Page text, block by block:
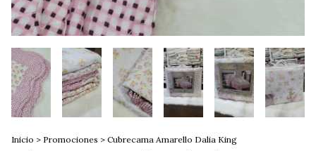
Inicio > Promociones > Cubrecama Amarello Dalia King